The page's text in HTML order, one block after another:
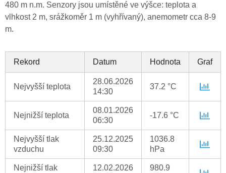
480 m n.m. Senzory jsou umístěné ve výšce: teplota a
vlhkost 2 m, srážkoměr 1 m (vyhřívaný), anemometr cca 8-9
m.
Rekord Datum Hodnota Graf
Nejvyšší teplota
28.06.2026
14:30
37.2 °C
Nejnižší teplota
08.01.2026
06:30
-17.6 °C
Nejvyšší tlak
vzduchu
25.12.2025
09:30
1036.8
hPa
Nejnižší tlak
12.02.2026
980.9